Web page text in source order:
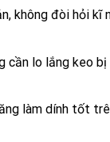
không đòi hỏi kĩ
cần lo lắng keo
làm dính tốt